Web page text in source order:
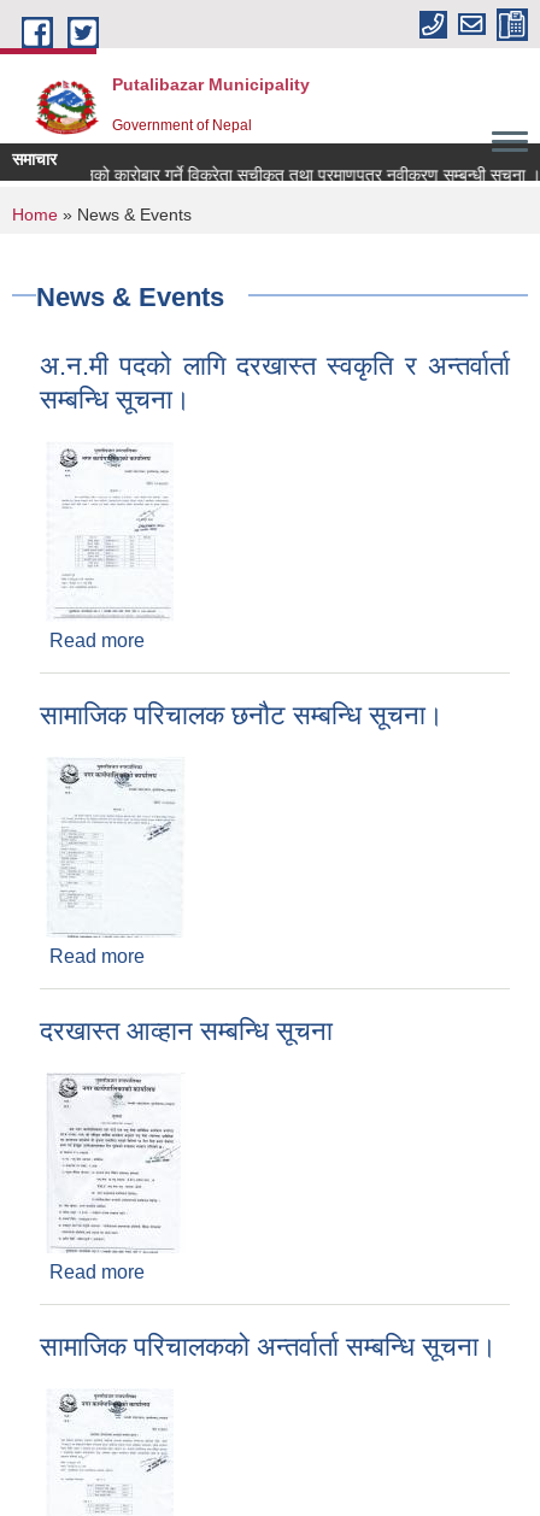
Skip to main content
Putalibazar Municipality
Government of Nepal
समाचार
मलको कारोबार गर्ने विक्रेता सूचीकृत तथा प्रमाणपत्र नवीकरण सम्बन्धी सूचना ।
You are here
Home » News & Events
News & Events
अ.न.मी पदको लागि दरखास्त स्वकृति र अन्तर्वार्ता
सम्बन्धि सूचना।
Read more
सामाजिक परिचालक छनौट सम्बन्धि सूचना।
Read more
दरखास्त आव्हान सम्बन्धि सूचना
Read more
सामाजिक परिचालकको अन्तर्वार्ता सम्बन्धि सूचना।